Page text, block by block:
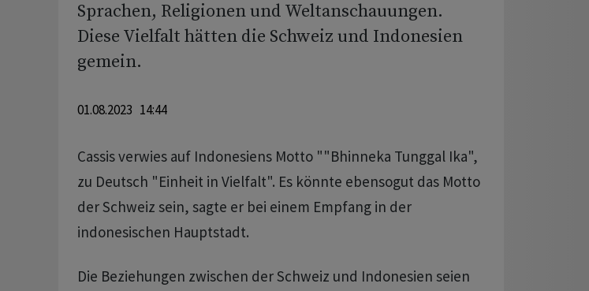
Sprachen, Religionen und Weltanschauungen.
Diese Vielfalt hätten die Schweiz und Indonesien
gemein.
01.08.2023 14:44
Cassis verwies auf Indonesiens Motto ""Bhinneka Tunggal Ika",
zu Deutsch "Einheit in Vielfalt". Es könnte ebensogut das Motto
der Schweiz sein, sagte er bei einem Empfang in der
indonesischen Hauptstadt.
Die Beziehungen zwischen der Schweiz und Indonesien seien